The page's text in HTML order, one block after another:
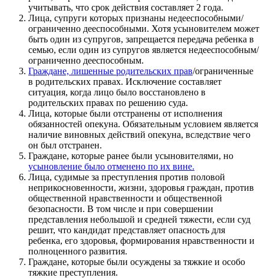
учитывать, что срок действия составляет 2 года.
Лица, супруги которых признаны недееспособными/
ограниченно дееспособными. Хотя усыновителем может
быть один из супругов, запрещается передача ребенка в
семью, если один из супругов является недееспособным/
ограниченно дееспособным.
Граждане, лишенные родительских прав/ограниченные
в родительских правах. Исключение составляет
ситуация, когда лицо было восстановлено в
родительских правах по решению суда.
Лица, которые были отстранены от исполнения
обязанностей опекуна. Обязательным условием является
наличие виновных действий опекуна, вследствие чего
он был отстранен.
Граждане, которые ранее были усыновителями, но
усыновление было отменено по их вине.
Лица, судимые за преступления против половой
неприкосновенности, жизни, здоровья граждан, против
общественной нравственности и общественной
безопасности. В том числе и при совершении
представления небольшой и средней тяжести, если суд
решит, что кандидат представляет опасность для
ребенка, его здоровья, формирования нравственности и
полноценного развития.
Граждане, которые были осуждены за тяжкие и особо
тяжкие преступления.